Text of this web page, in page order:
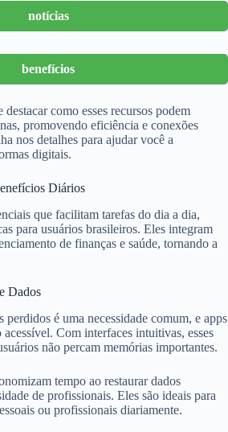
notícias
benefícios
como esses recursos podem
promovendo eficiência e conexões
nos detalhes para ajudar você a
digitais.
Diários
que facilitam tarefas do dia a dia,
para usuários brasileiros. Eles integram
de finanças e saúde, tornando a
Dados
é uma necessidade comum, e apps
Com interfaces intuitivas, esses
não percam memórias importantes.
tempo ao restaurar dados
de profissionais. Eles são ideais para
ou profissionais diariamente.